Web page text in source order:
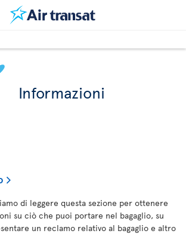
Informazioni
di leggere questa sezione per ottenere
su ciò che puoi portare nel bagaglio, su
un reclamo relativo al bagaglio e altro